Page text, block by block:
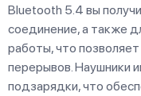
Bluetooth 5.4 вы
соединение, а также
работы, что
перерывов. Наушники
подзарядки, что